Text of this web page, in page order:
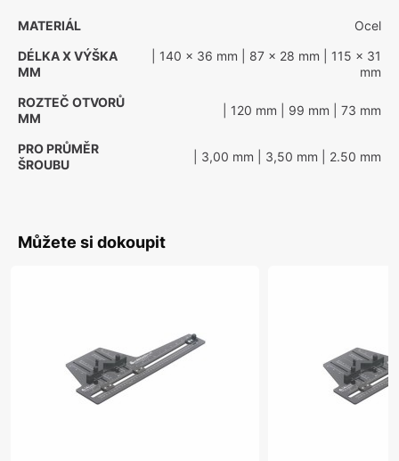
MATERIÁL
Ocel
DÉLKA X VÝŠKA
MM
| 140 x 36 mm | 87 x 28 mm | 115 x 31
mm
ROZTEČ OTVORŮ
MM
| 120 mm | 99 mm | 73 mm
PRO PRŮMĚR
ŠROUBU
| 3,00 mm | 3,50 mm | 2.50 mm
Můžete si dokoupit